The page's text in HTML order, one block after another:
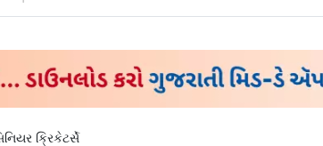
ક્રિકેટર્સે